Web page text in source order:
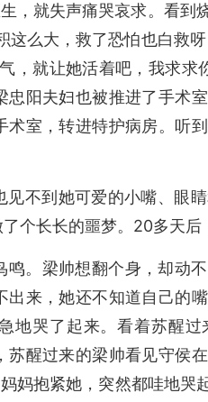
，就失声痛哭哀求。看到
这么大，救了恐怕也白救
，就让她活着吧，我求求
忠阳夫妇也被推进了手术
室，转进特护病房。听
不到她可爱的小嘴、眼
个长长的噩梦。20多天后
。梁帅想翻个身，却动
来，她还不知道自己的
地哭了起来。看着苏醒
醒过来的梁帅看见守侯
妈妈抱紧她，突然都哇地